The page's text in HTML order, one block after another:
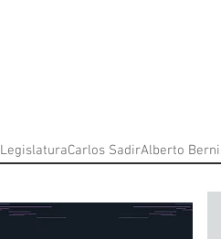
LegislaturaCarlos SadirAlberto